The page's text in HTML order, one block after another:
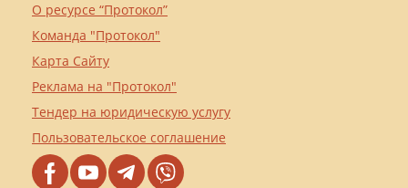
О ресурсе “Протокол”
Команда "Протокол"
Карта Сайту
Реклама на "Протокол"
Тендер на юридическую услугу
Пользовательское соглашение